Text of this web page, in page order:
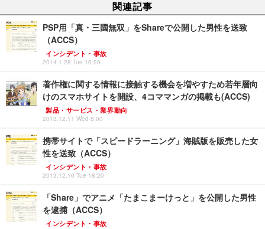
関連記事
PSP用「真・三國無双」をShareで公開した男性を送致
（ACCS）
インシデント・事故
2014.1.28 Tue 16:20
著作権に関する情報に接触する機会を増やすため若年層向
けのスマホサイトを開設、4コママンガの掲載も(ACCS)
製品・サービス・業界動向
2013.12.11 Wed 8:00
携帯サイトで「スピードラーニング」海賊版を販売した女
性を送致（ACCS）
インシデント・事故
2013.12.10 Tue 18:20
「Share」でアニメ「たまこまーけっと」を公開した男性
を逮捕（ACCS）
インシデント・事故